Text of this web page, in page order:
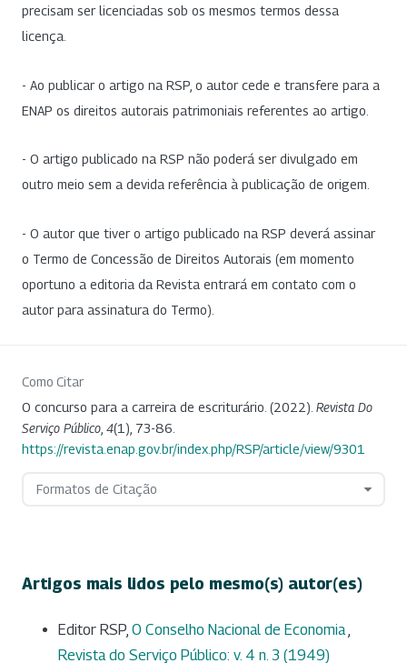
precisam ser licenciadas sob os mesmos termos dessa
licença.
- Ao publicar o artigo na RSP, o autor cede e transfere para a
ENAP os direitos autorais patrimoniais referentes ao artigo.
- O artigo publicado na RSP não poderá ser divulgado em
outro meio sem a devida referência à publicação de origem.
- O autor que tiver o artigo publicado na RSP deverá assinar
o Termo de Concessão de Direitos Autorais (em momento
oportuno a editoria da Revista entrará em contato com o
autor para assinatura do Termo).
Como Citar
O concurso para a carreira de escriturário. (2022). Revista Do
Serviço Público 4(1), 73-86.
https://revista.enap.gov.br/index.php/RSP/article/view/9301
Formatos de Citação
Artigos mais lidos pelo mesmo(s) autor(es)
Editor RSP, O Conselho Nacional de Economia,
Revista do Serviço Público: v. 4 n. 3 (1949)